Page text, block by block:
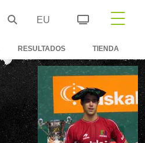
EU
RESULTADOS TIENDA